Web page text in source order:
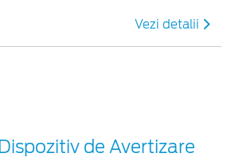
Vezi detalii
de Avertizare